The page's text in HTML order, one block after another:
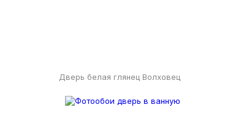
Дверь белая глянец Волховец